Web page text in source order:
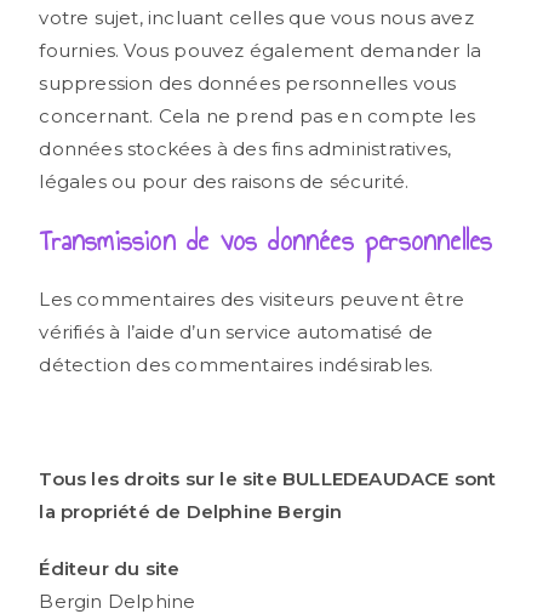
votre sujet, incluant celles que vous nous avez
fournies. Vous pouvez également demander la
suppression des données personnelles vous
concernant. Cela ne prend pas en compte les
données stockées à des fins administratives,
légales ou pour des raisons de sécurité.
Transmission de vos données personnelles
Les commentaires des visiteurs peuvent être
vérifiés à l’aide d’un service automatisé de
détection des commentaires indésirables.
Tous les droits sur le site BULLEDEAUDACE sont
la propriété de Delphine Bergin
Éditeur du site
Bergin Delphine